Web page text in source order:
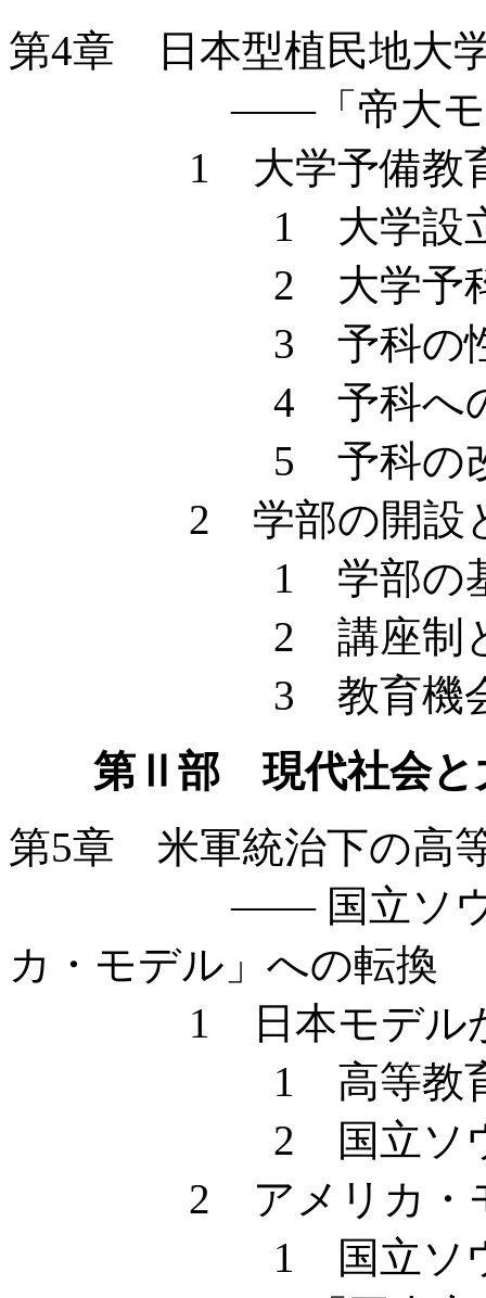
第4章 日本型植民地大
——「帝大モデル
1 大学予備教育と
1 大学設立
2 大学予科開
3 予科の性
4 予科への進
5 予科の改
2 学部の開設と
1 学部の基本
2 講座制と教育
3 教育機会と
第Ⅱ部 現代社会と
第5章 米軍統治下の高
—— 国立ソウル大
カ・モデル」への転換
1 日本モデルか
1 高等教育再
2 国立ソウル大
2 アメリカ・モデ
1 国立ソウル